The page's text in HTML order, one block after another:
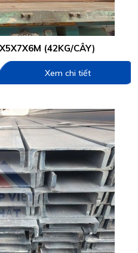
(42KG/CÂY)
Xem chi tiết